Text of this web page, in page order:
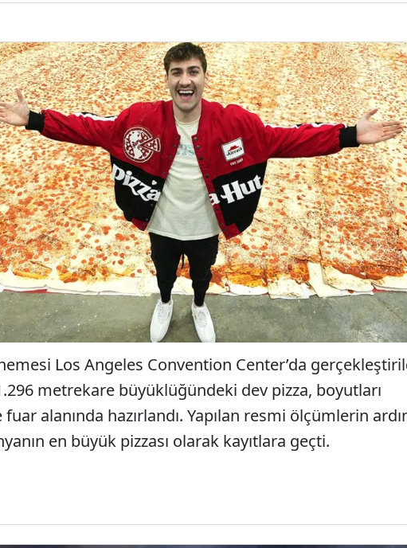
Los Angeles Convention Center’da
metrekare büyüklüğündeki dev pizza, boyutları
alanında hazırlandı. Yapılan resmi ölçümlerin
en büyük pizzası olarak kayıtlara geçti.